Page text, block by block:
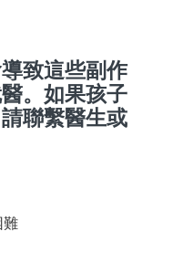
致這些副作
。如果孩子
聯繫醫生或
難